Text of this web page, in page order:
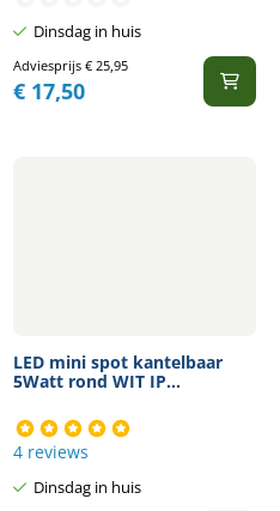
Dinsdag in huis
Adviesprijs €25,95
€17,50
LED mini spot kantelbaar
5Watt rond WIT IP...
4 reviews
Dinsdag in huis